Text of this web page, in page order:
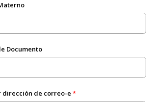
Documento
dirección de correo-e